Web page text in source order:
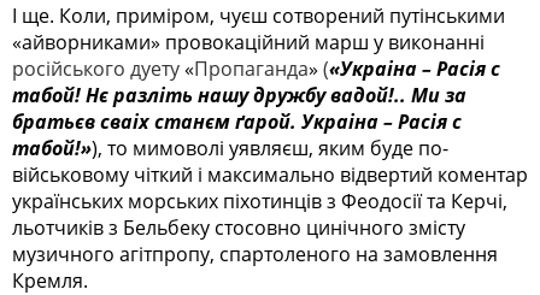
І ще. Коли, приміром, чуєш сотворений путінськими
«айворниками» провокаційний марш у виконанні
російського дуету«Пропаганда» («Украіна – Расія с
табой! Нє разліть нашу дружбу вадой!.. Ми за
братьєв сваіх станєм ґарой. Украіна – Расія с
табой!»), то мимоволі уявляєш, яким буде по-
військовому чіткий і максимально відвертий коментар
українських морських піхотинців з Феодосії та Керчі,
льотчиків з Бельбеку стосовно цинічного змісту
музичного агітпропу, спартоленого на замовлення
Кремля.